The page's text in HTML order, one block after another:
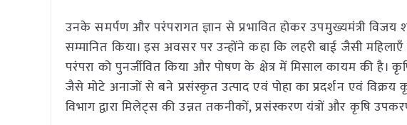
उनके समर्पण और परंपरागत ज्ञान से प्रभावित होकर उपमुख्यमंत्री विजय
सम्मानित किया। इस अवसर पर उन्होंने कहा कि लहरी बाई जैसी
परंपरा को पुनर्जीवित किया और पोषण के क्षेत्र में मिसाल कायम की है।
जैसे मोटे अनाजों से बने प्रसंस्कृत उत्पाद एवं पोहा का प्रदर्शन एवं विक्रय
विभाग द्वारा मिलेट्स की उन्नत तकनीकों, प्रसंस्करण यंत्रों और कृषि